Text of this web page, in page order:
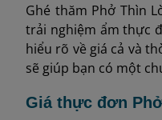
Ghé thăm Phở Thìn
trải nghiệm ẩm thực
hiểu rõ về giá cả và
sẽ giúp bạn có một
Giá thực đơn